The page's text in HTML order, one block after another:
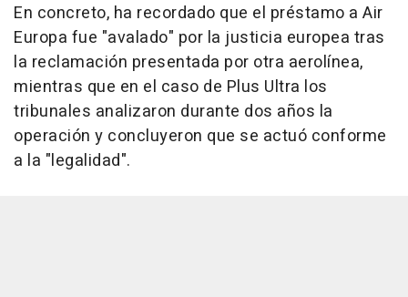
En concreto, ha recordado que el préstamo a Air
Europa fue "avalado" por la justicia europea tras
la reclamación presentada por otra aerolínea,
mientras que en el caso de Plus Ultra los
tribunales analizaron durante dos años la
operación y concluyeron que se actuó conforme
a la "legalidad".